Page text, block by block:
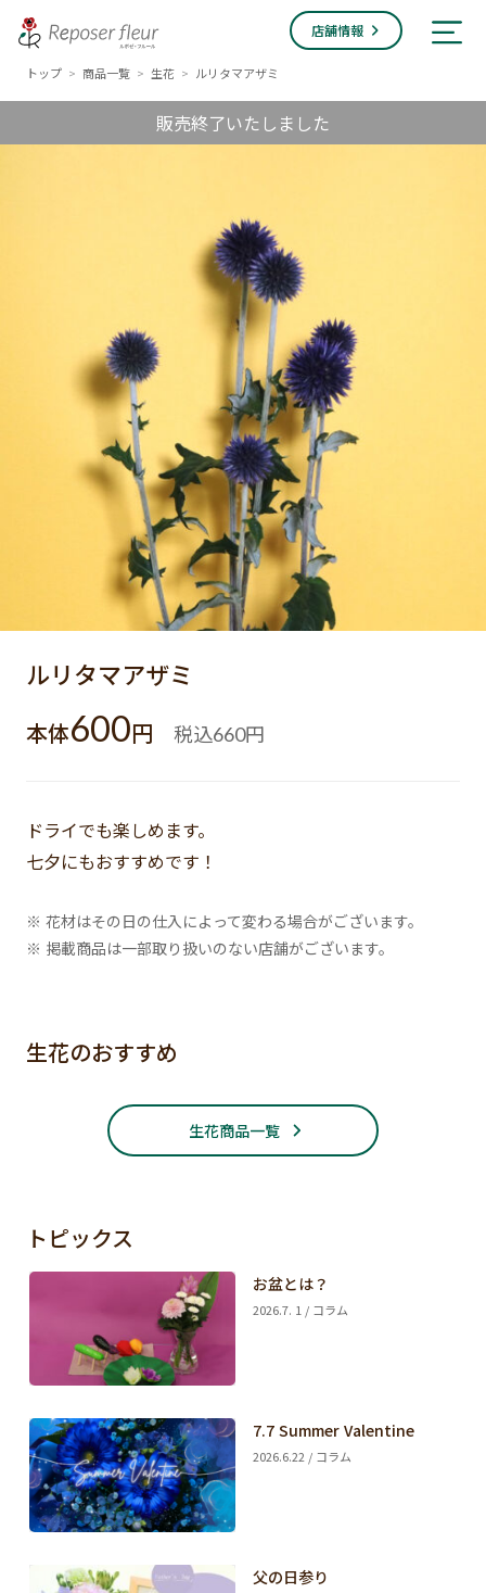
店舗情報
トップ > 商品一覧 > 生花 > ルリタマアザミ
販売終了いたしました
ルリタマアザミ
本体600円 税込660円
ドライでも楽しめます。
七夕にもおすすめです！
※ 花材はその日の仕入によって変わる場合がございます。
※ 掲載商品は一部取り扱いのない店舗がございます。
生花のおすすめ
生花商品一覧
トピックス
お盆とは？
2026.7. 1 / コラム
7.7 Summer Valentine
2026.6.22 / コラム
父の日参り